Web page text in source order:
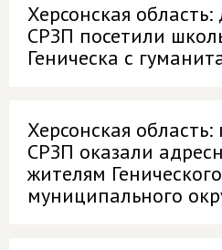
Херсонская
СРЗП посетили
Геническа с
Херсонская
СРЗП оказали
жителям Генического
муниципального